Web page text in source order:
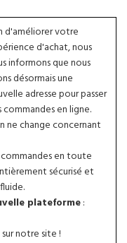
d'améliorer votre
d'achat, nous
informons que nous
désormais une
adresse pour passer
commandes en ligne.
ne change concernant
en toute
sécurisé et
plateforme:
notre site !